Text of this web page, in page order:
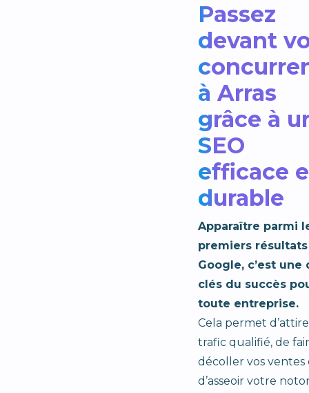
Passez
devant
à Arras
grâce à
SEO
efficace
durable
Apparaître parmi
premiers
Google, c’est une
clés du succès
toute entreprise.
Cela permet
trafic qualifié, de
décoller vos ventes
d’asseoir votre